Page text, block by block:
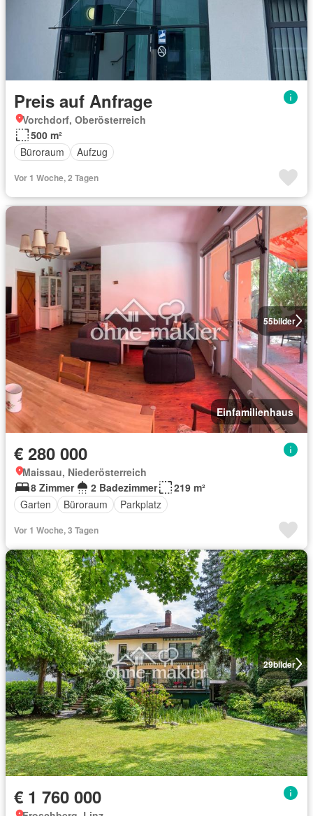
Preis auf Anfrage
Vorchdorf, Oberösterreich
500 m²
Büroraum
Aufzug
Vor 1 Woche, 2 Tagen
55bilder
Einfamilienhaus
€ 280 000
Maissau, Niederösterreich
8 Zimmer
2 Badezimmer
219 m²
Garten
Büroraum Parkplatz
Vor 1 Woche, 3 Tagen
29bilder
€ 1 760 000